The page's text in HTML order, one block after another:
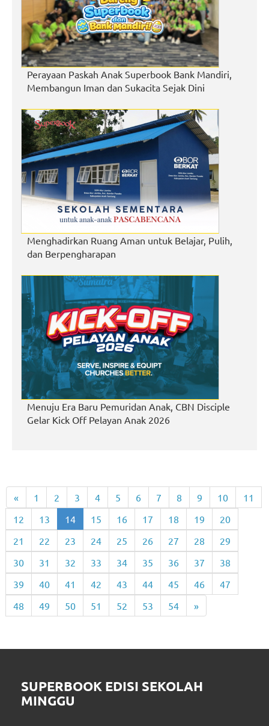
Perayaan Paskah Anak Superbook Bank Mandiri,
Membangun Iman dan Sukacita Sejak Dini
Menghadirkan Ruang Aman untuk Belajar, Pulih,
dan Berpengharapan
Menuju Era Baru Pemuridan Anak, CBN Disciple
Gelar Kick Off Pelayan Anak 2026
« 1 2 3 4 5 6 7 8 9 10
11
12
13 14 15 16 17 18 19
20
21
22 23 24 25 26 27 28
29
30
31 32 33 34 35 36 37
38
39
40 41 42 43 44 45 46
47
48
49 50 51 52 53 54 »
SUPERBOOK EDISI SEKOLAH
MINGGU